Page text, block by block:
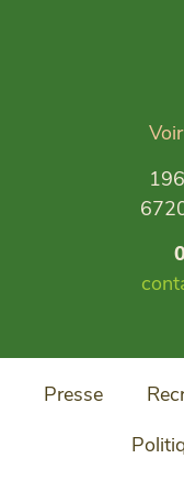
Presse